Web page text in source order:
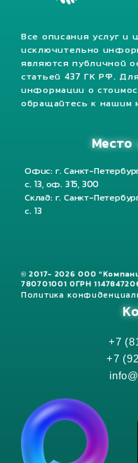
Все описания услуг и
исключительно
являются публичной
статьей 437 ГК РФ.
информации о
обращайтесь к нашим
Место
Офис: г. Санкт-
с. 13, оф. 315, 300
Склад: г. Санкт-
с. 13
© 2017- 2026 ООО
780701001 ОГРН
Политика
+7
+7